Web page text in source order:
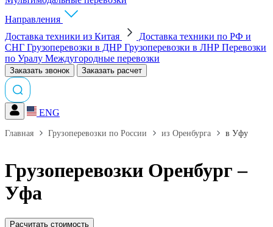
Направления
Доставка техники из Китая
Доставка техники по РФ и
СНГ Грузоперевозки в ДНР Грузоперевозки в ЛНР Перевозки
по Уралу Междугородные перевозки
Заказать звонок Заказать расчет
ENG
Главная Грузоперевозки по России из Оренбурга в Уфу
Грузоперевозки Оренбург –
Уфа
Расчитать стоимость